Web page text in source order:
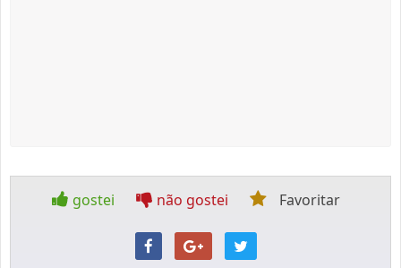
gostei não gostei Favoritar